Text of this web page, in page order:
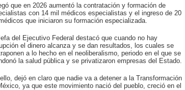
que en 2026 aumentó la contratación y formación de
con 14 mil médicos especialistas y el ingreso de 20
que iniciaron su formación especializada.
del Ejecutivo Federal destacó que cuando no hay
el dinero alcanza y se dan resultados, los cuales se
a lo hecho en el neoliberalismo, periodo en el que se
la salud pública y se privatizaron empresas del Estado.
dejó en claro que nadie va a detener a la Transformación
ya que este movimiento nació del pueblo, creció en el